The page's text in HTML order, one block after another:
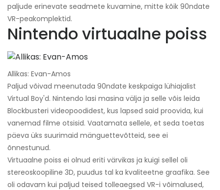
paljude erinevate seadmete kuvamine, mitte kõik 90ndate
VR-peakomplektid.
Nintendo virtuaalne poiss
Allikas: Evan-Amos
Paljud võivad meenutada 90ndate keskpaiga lühiajalist
Virtual Boy'd. Nintendo lasi masina välja ja selle võis leida
Blockbusteri videopoodidest, kus lapsed said proovida, kui
vanemad filme otsisid. Vaatamata sellele, et seda toetas
päeva üks suurimaid mänguettevõtteid, see ei
õnnestunud.
Virtuaalne poiss ei olnud eriti värvikas ja kuigi sellel oli
stereoskoopiline 3D, puudus tal ka kvaliteetne graafika. See
oli odavam kui paljud teised tolleaegsed VR-i võimalused,